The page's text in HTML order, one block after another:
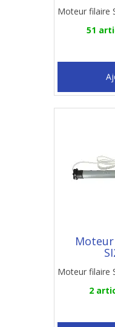
Moteur filaire
51
Moteur filaire
2